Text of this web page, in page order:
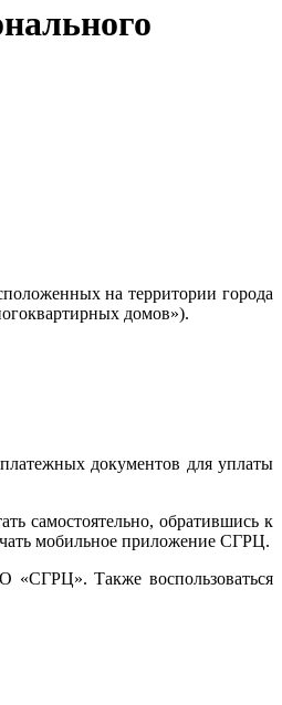
на территории города
домов»).
документов для уплаты
самостоятельно, обратившись к
мобильное приложение СГРЦ.
Также воспользоваться